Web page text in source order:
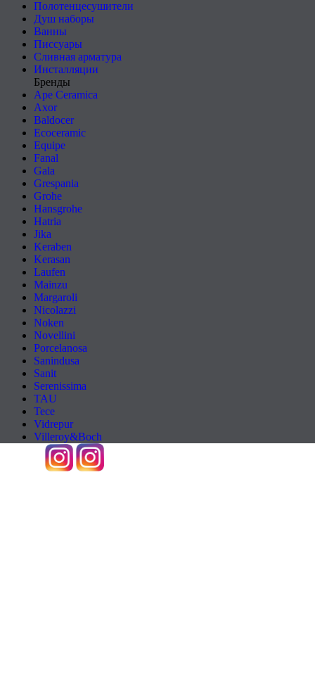
Полотенцесушители
Душ наборы
Ванны
Писсуары
Сливная арматура
Инсталляции
Бренды
Ape Ceramica
Axor
Baldocer
Ecoceramic
Equipe
Fanal
Gala
Grespania
Grohe
Hansgrohe
Hatria
Jika
Keraben
Kerasan
Laufen
Mainzu
Margaroli
Nicolazzi
Noken
Novellini
Porcelanosa
Sanindusa
Sanit
Serenissima
TAU
Tece
Vidrepur
Villeroy&Boch